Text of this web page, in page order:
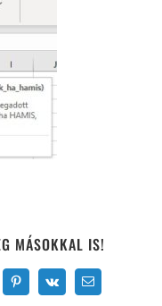
MÁSOKKAL IS!
Pinterest
Vk Email: